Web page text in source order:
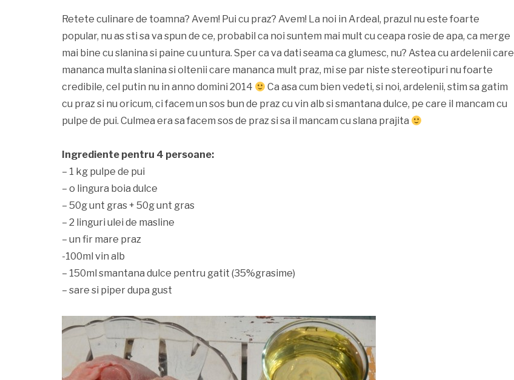
Retete culinare de toamna? Avem! Pui cu praz? Avem! La noi in Ardeal, prazul nu este foarte
popular, nu as sti sa va spun de ce, probabil ca noi suntem mai mult cu ceapa rosie de apa, ca merge
mai bine cu slanina si paine cu untura. Sper ca va dati seama ca glumesc, nu? Astea cu ardelenii care
mananca multa slanina si oltenii care mananca mult praz, mi se par niste stereotipuri nu foarte
credibile, cel putin nu in anno domini 2014
Ca asa cum bien vedeti, si noi, ardelenii, stim sa gatim
cu praz si nu oricum, ci facem un sos bun de praz cu vin alb si smantana dulce, pe care il mancam cu
pulpe de pui. Culmea era sa facem sos de praz si sa il mancam cu slana prajita
Ingrediente pentru 4 persoane:
– 1 kg pulpe de pui
– o lingura boia dulce
– 50g unt gras + 50g unt gras
– 2 linguri ulei de masline
– un fir mare praz
-100ml vin alb
– 150ml smantana dulce pentru gatit (35%grasime)
– sare si piper dupa gust